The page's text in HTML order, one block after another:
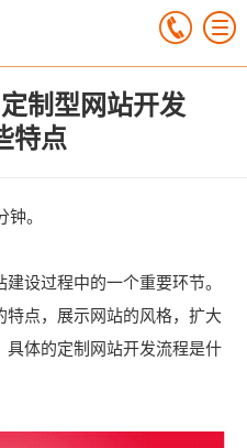
制型网站开发
特点
。
设过程中的一个重要环节。
特点，展示网站的风格，扩大
体的定制网站开发流程是什